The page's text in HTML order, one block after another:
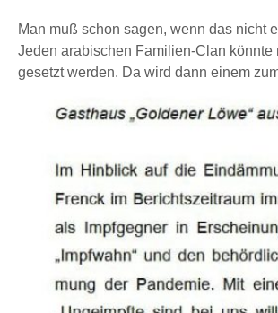
Man muß schon sagen, wenn das nicht
Jeden arabischen Familien-Clan
gesetzt werden. Da wird dann einem